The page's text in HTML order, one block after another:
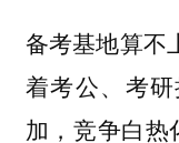
备考基地算不
着考公、考
加，竞争白热